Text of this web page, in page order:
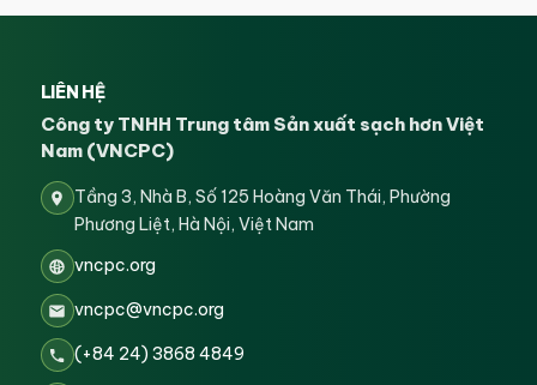
LIÊN HỆ
Công ty TNHH Trung tâm Sản xuất sạch hơn Việt
Nam (VNCPC)
Tầng 3, Nhà B, Số 125 Hoàng Văn Thái, Phường
Phương Liệt, Hà Nội, Việt Nam
vncpc.org
vncpc@vncpc.org
(+84 24) 3868 4849